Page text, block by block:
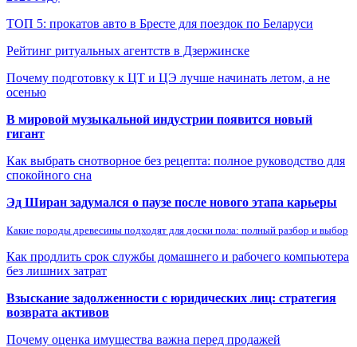
ТОП 5: прокатов авто в Бресте для поездок по Беларуси
Рейтинг ритуальных агентств в Дзержинске
Почему подготовку к ЦТ и ЦЭ лучше начинать летом, а не
осенью
В мировой музыкальной индустрии появится новый
гигант
Как выбрать снотворное без рецепта: полное руководство для
спокойного сна
Эд Ширан задумался о паузе после нового этапа карьеры
Какие породы древесины подходят для доски пола: полный разбор и выбор
Как продлить срок службы домашнего и рабочего компьютера
без лишних затрат
Взыскание задолженности с юридических лиц: стратегия
возврата активов
Почему оценка имущества важна перед продажей